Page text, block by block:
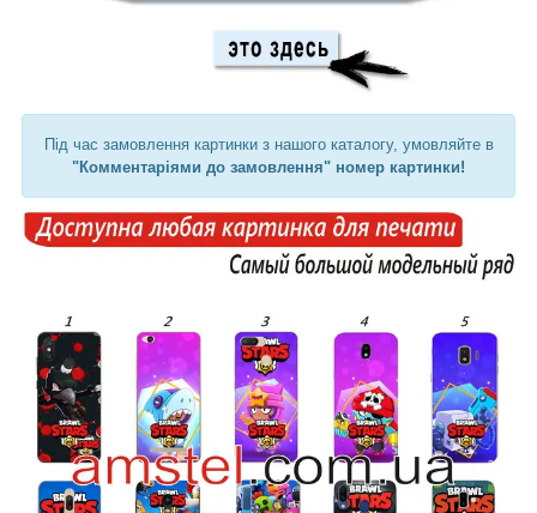
Під час замовлення картинки з нашого каталогу, умовляйте в
"Комментаріями до замовлення" номер картинки!